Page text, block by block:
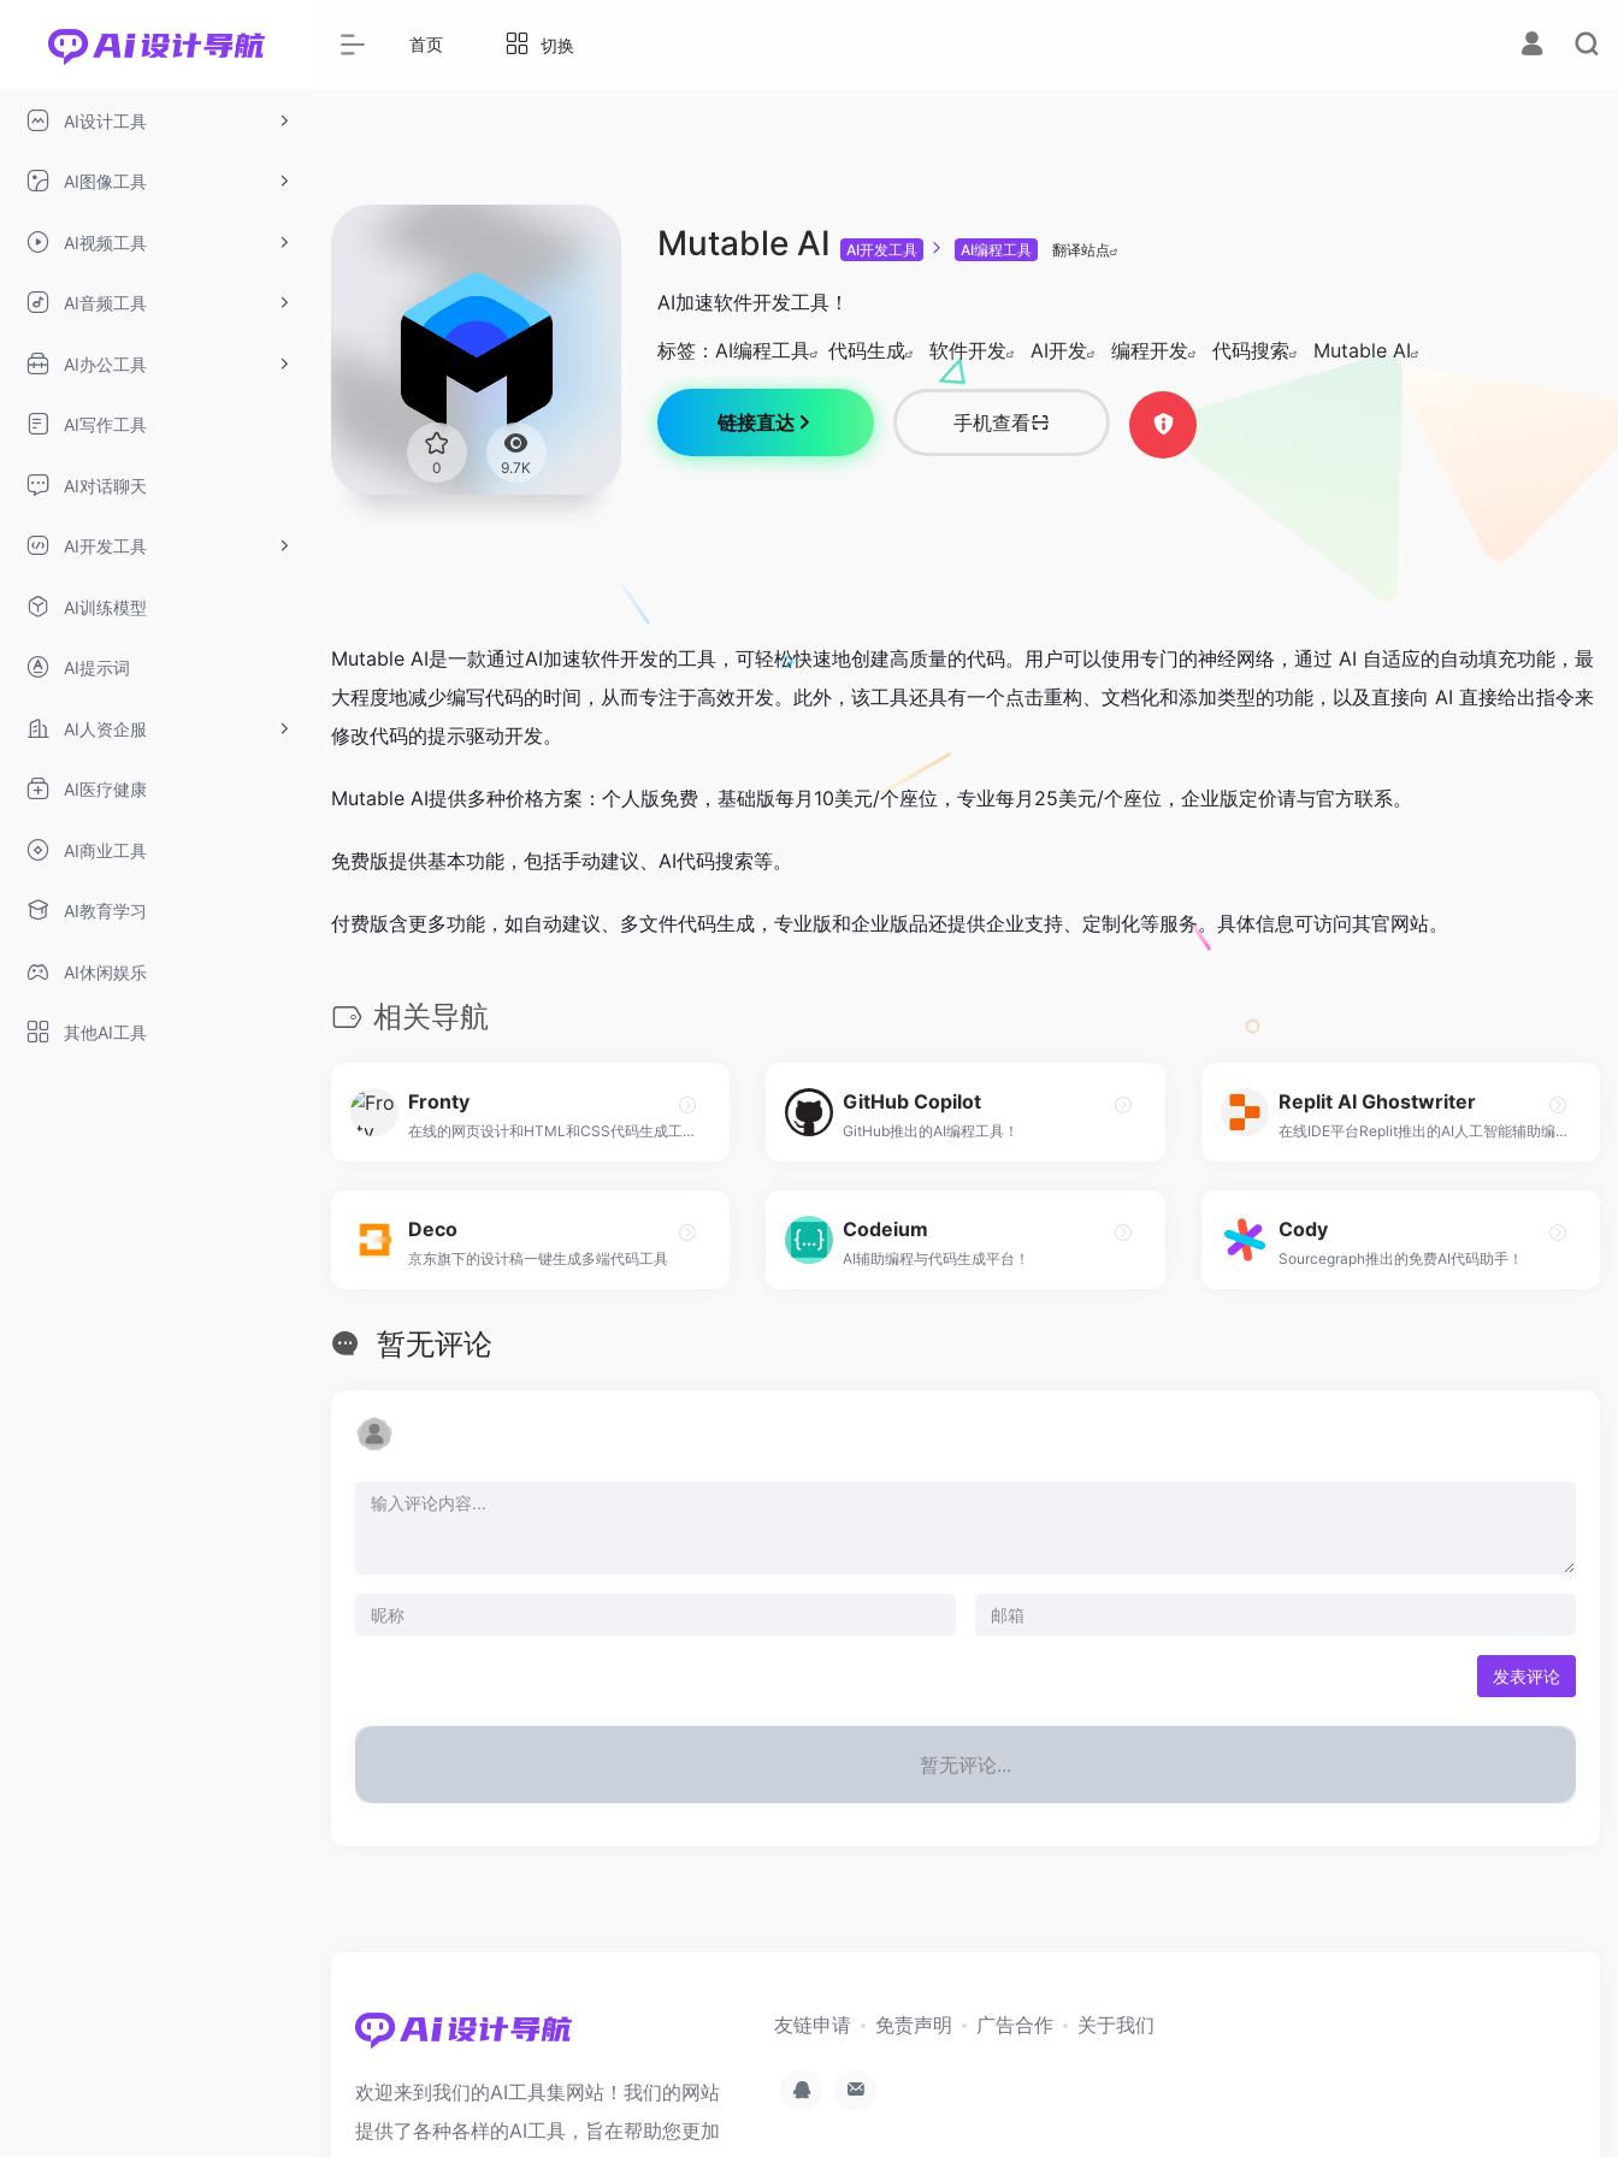
AI设计工具
AI图像工具
AI视频工具
AI音频工具
AI办公工具
AI写作工具
AI对话聊天
AI开发工具
AI训练模型
AI提示词
AI人资企服
AI医疗健康
AI商业工具
AI教育学习
AI休闲娱乐
其他AI工具
首页 切换
0 9.7K
Mutable AI AI开发工具 AI编程工具 翻译站点
AI加速软件开发工具！
标签： AI编程工具 代码生成 软件开发 AI开发 编程开发 代码搜索 Mutable AI
链接直达 手机查看
Mutable AI是一款通过AI加速软件开发的工具，可轻松快速地创建高质量的代码。用户可以使用专门的神经网络，通过 AI 自适应的自动填充功能，最
大程度地减少编写代码的时间，从而专注于高效开发。此外，该工具还具有一个点击重构、文档化和添加类型的功能，以及直接向 AI 直接给出指令来
修改代码的提示驱动开发。
Mutable AI提供多种价格方案：个人版免费，基础版每月10美元/个座位，专业每月25美元/个座位，企业版定价请与官方联系。
免费版提供基本功能，包括手动建议、AI代码搜索等。
付费版含更多功能，如自动建议、多文件代码生成，专业版和企业版品还提供企业支持、定制化等服务。具体信息可访问其官网站。
相关导航
Fronty
在线的网页设计和HTML和CSS代码生成工具！
GitHub Copilot
GitHub推出的AI编程工具！
Replit AI Ghostwriter
在线IDE平台Replit推出的AI人工智能辅助编程工具！
Deco
京东旗下的设计稿一键生成多端代码工具
Codeium
AI辅助编程与代码生成平台！
Cody
Sourcegraph推出的免费AI代码助手！
暂无评论
发表评论
暂无评论...
欢迎来到我们的AI工具集网站！我们的网站
提供了各种各样的AI工具，旨在帮助您更加
友链申请 免责声明 广告合作 关于我们